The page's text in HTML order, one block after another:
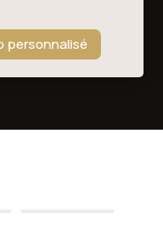
personnalisé